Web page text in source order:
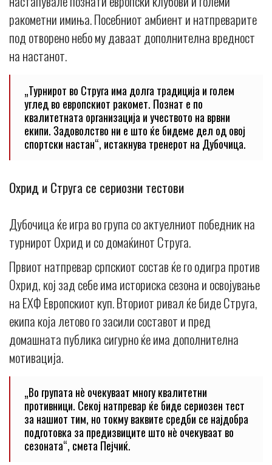
ракометни имиња. Посебниот амбиент и натпреварите
под отворено небо му даваат дополнителна вредност
на настанот.
„Турнирот во Струга има долга традиција и голем
углед во европскиот ракомет. Познат е по
квалитетната организација и учеството на врвни
екипи. Задоволство ни е што ќе бидеме дел од овој
спортски настан“, истакнува тренерот на Дубочица.
Охрид и Струга се сериозни тестови
Дубочица ќе игра во група со актуелниот победник на
турнирот Охрид и со домаќинот Струга.
Првиот натпревар српскиот состав ќе го одигра против
Охрид, кој зад себе има историска сезона и освојување
на ЕХФ Европскиот куп. Вториот ривал ќе биде Струга,
екипа која летово го засили составот и пред
домашната публика сигурно ќе има дополнителна
мотивација.
„Во групата нè очекуваат многу квалитетни
противници. Секој натпревар ќе биде сериозен тест
за нашиот тим, но токму ваквите средби се најдобра
подготовка за предизвиците што нè очекуваат во
сезоната“, смета Пејчиќ.